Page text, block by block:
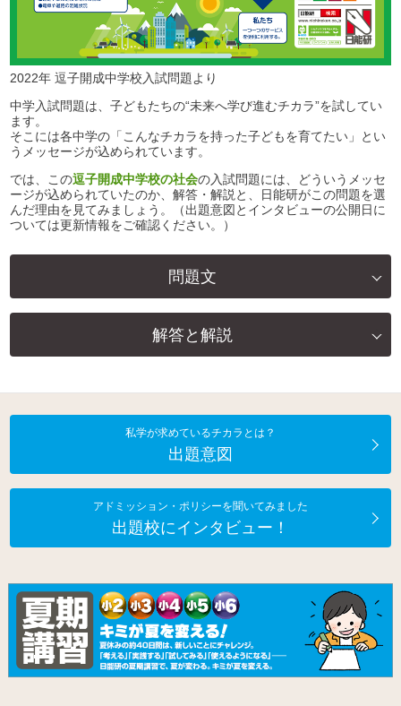
2022年 逗子開成中学校入試問題より
中学入試問題は、子どもたちの“未来へ学び進むチカラ”を試してい
ます。
そこには各中学の「こんなチカラを持った子どもを育てたい」とい
うメッセージが込められています。
では、この逗子開成中学校の社会の入試問題には、どういうメッセ
ージが込められていたのか、解答・解説と、日能研がこの問題を選
んだ理由を見てみましょう。（出題意図とインタビューの公開日に
ついては更新情報をご確認ください。）
問題文
解答と解説
私学が求めているチカラとは？
出題意図
アドミッション・ポリシーを聞いてみました
出題校にインタビュー！